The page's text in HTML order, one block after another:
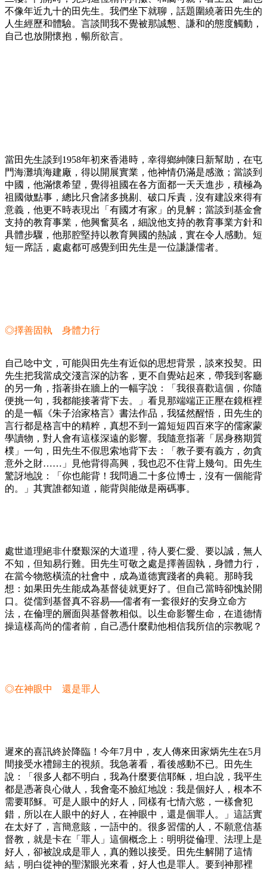
不像年近九十的田先生。我們坐下就聊，話題圍繞著田先生的
人生經歷和體驗。言談間我不覺被那誠懇、謙和的態度觸動，
自己也放開懷抱，暢所欲言。
當田先生談到1958年初來香港時，幸得鄉紳陳日新幫助，在屯
門海灘填海建廠，得以開展實業，他神情仍滿是感激；當談到
中國，他滿懷希望，覺得祖國在各方面都一天天進步，積極為
祖國做點事，總比只會諸多挑剔、破口斥責，沒有建設來得有
意義，他更不時表現出「有國才有家」的見解；當談到基金會
支持的教育事業，他興奮莫名，細說他支持的教育事業方針和
具體步驟，他那腔堅持以教育興國的熱誠，實在令人感動。短
短一席話，處處都可感覺到田先生是一位謙謙儒者。
◎擇善固執 身體力行
自己唸中文，可能與田先生有近似的思想背景，談來投契。田
先生把我當成交淺言深的訪客，更不自覺站起來，帶我到客廳
的另一角，指著掛在牆上的一幅字說：「我很喜歡這個，你隨
便挑一句，我都能接著背下去。」看見那端端正正壓在鏡框裡
的是一幅《朱子治家格言》書法作品，我猛然醒悟，田先生的
言行都是格言中的精粹，真想不到一篇短短四百來字的儒家蒙
學讀物，對人會有這樣深遠的影響。我隨意指著「居身務期質
樸」一句，田先生不假思索地背下去：「教子要有義方，勿貪
意外之財……」見他背得高興，我也忍不住背上幾句。田先生
驚訝地說：「你也能背！我問過二十多位博士，沒有一個能背
的。」其實誰都知道，能背與能做是兩碼事。
處世道理絕非什麼艱深的大道理，待人要仁愛、要以誠，無人
不知，但知易行難。田先生可敬之處是擇善固執，身體力行，
在當今物慾橫流的社會中，成為道德實踐者的典範。那時我
想：如果田先生能成為基督徒就更好了。但自己當時卻愧於開
口。從儒到基督真不容易──儒者有一套很好的安身立命方
法，在倫理的層面與基督教相似。以生命影響生命，在道德情
操這樣高尚的儒者前，自己憑什麼勸他相信我所信的宗教呢？
◎在神眼中 還是罪人
遲來的喜訊終於降臨！今年7月中，友人傳來田家炳先生在5月
間接受水禮歸主的視頻。我急著看，看後感動不已。田先生
說：「很多人都不明白，我為什麼要信耶稣，坦白說，我平生
都是憑著良心做人，我會毫不臉紅地說：我是個好人，根本不
需要耶穌。可是人眼中的好人，同樣有七情六慾，一樣會犯
錯，所以在人眼中的好人，在神眼中，還是個罪人。」這話實
在太好了，言簡意賅，一語中的。很多習儒的人，不願意信基
督教，就是卡在「罪人」這個概念上：明明從倫理、法理上是
好人，卻被說成是罪人，真的難以接受。田先生解開了這情
結，明白從神的聖潔眼光來看，好人也是罪人。要到神那裡